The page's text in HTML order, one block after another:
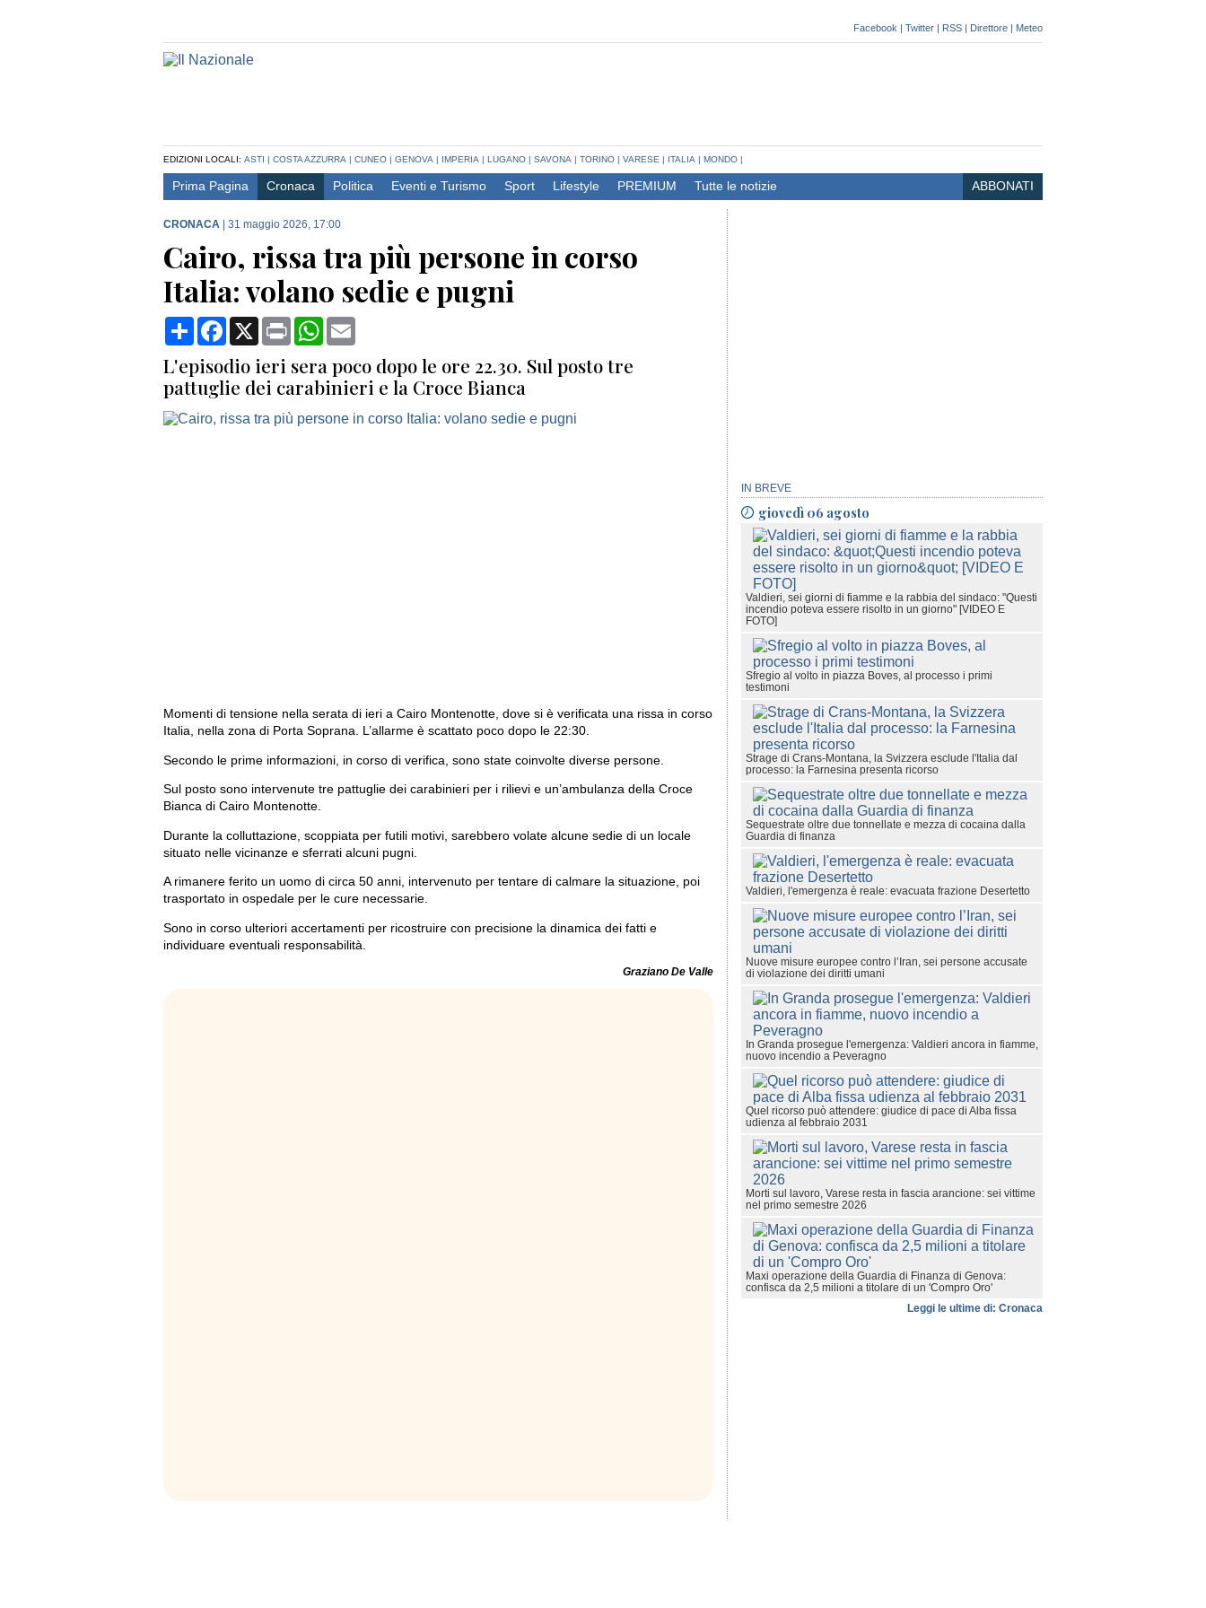
Facebook | Twitter | RSS | Direttore | Meteo
EDIZIONI LOCALI: ASTI | COSTA AZZURRA | CUNEO | GENOVA | IMPERIA | LUGANO | SAVONA | TORINO | VARESE | ITALIA | MONDO |
Prima Pagina Cronaca Politica Eventi e Turismo Sport Lifestyle PREMIUM Tutte le notizie ABBONATI
CRONACA 31 maggio 2026, 17:00
Cairo, rissa tra più persone in corso
Italia: volano sedie e pugni
CondividiFacebook
X Print WhatsApp
L'episodio ieri sera poco dopo le ore 22.30. Sul posto tre
pattuglie dei carabinieri e la Croce Bianca
Momenti di tensione nella serata di ieri a Cairo Montenotte, dove si è verificata una rissa in corso
Italia, nella zona di Porta Soprana. L’allarme è scattato poco dopo le 22:30.
Secondo le prime informazioni, in corso di verifica, sono state coinvolte diverse persone.
Sul posto sono intervenute tre pattuglie dei carabinieri per i rilievi e un’ambulanza della Croce
Bianca di Cairo Montenotte.
Durante la colluttazione, scoppiata per futili motivi, sarebbero volate alcune sedie di un locale
situato nelle vicinanze e sferrati alcuni pugni.
A rimanere ferito un uomo di circa 50 anni, intervenuto per tentare di calmare la situazione, poi
trasportato in ospedale per le cure necessarie.
Sono in corso ulteriori accertamenti per ricostruire con precisione la dinamica dei fatti e
individuare eventuali responsabilità.
Graziano De Valle
IN BREVE
giovedì 06 agosto
Valdieri, sei giorni di fiamme e la rabbia del sindaco: "Questi
incendio poteva essere risolto in un giorno" [VIDEO E
FOTO]
Sfregio al volto in piazza Boves, al processo i primi
testimoni
Strage di Crans-Montana, la Svizzera esclude l'Italia dal
processo: la Farnesina presenta ricorso
Sequestrate oltre due tonnellate e mezza di cocaina dalla
Guardia di finanza
Valdieri, l'emergenza è reale: evacuata frazione Desertetto
Nuove misure europee contro l’Iran, sei persone accusate
di violazione dei diritti umani
In Granda prosegue l'emergenza: Valdieri ancora in fiamme,
nuovo incendio a Peveragno
Quel ricorso può attendere: giudice di pace di Alba fissa
udienza al febbraio 2031
Morti sul lavoro, Varese resta in fascia arancione: sei vittime
nel primo semestre 2026
Maxi operazione della Guardia di Finanza di Genova:
confisca da 2,5 milioni a titolare di un 'Compro Oro'
Leggi le ultime di: Cronaca